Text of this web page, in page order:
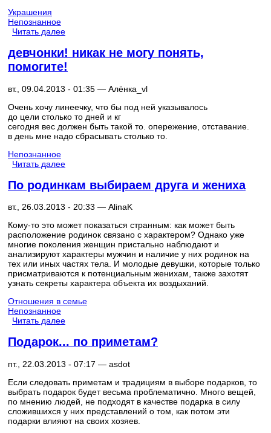
Украшения
Непознанное
Читать далее
девчонки! никак не могу понять,
помогите!
вт., 09.04.2013 - 01:35 — Алёнка_vl
Очень хочу линеечку, что бы под ней указывалось
до цели столько то дней и кг
сегодня вес должен быть такой то. опережение, отставание.
в день мне надо сбрасывать столько то.
Непознанное
Читать далее
По родинкам выбираем друга и жениха
вт., 26.03.2013 - 20:33 — AlinaK
Кому-то это может показаться странным: как может быть
расположение родинок связано с характером? Однако уже
многие поколения женщин пристально наблюдают и
анализируют характеры мужчин и наличие у них родинок на
тех или иных частях тела. И молодые девушки, которые только
присматриваются к потенциальным женихам, также захотят
узнать секреты характера объекта их воздыханий.
Отношения в семье
Непознанное
Читать далее
Подарок... по приметам?
пт., 22.03.2013 - 07:17 — asdot
Если следовать приметам и традициям в выборе подарков, то
выбрать подарок будет весьма проблематично. Много вещей,
по мнению людей, не подходят в качестве подарка в силу
сложившихся у них представлений о том, как потом эти
подарки влияют на своих хозяев.